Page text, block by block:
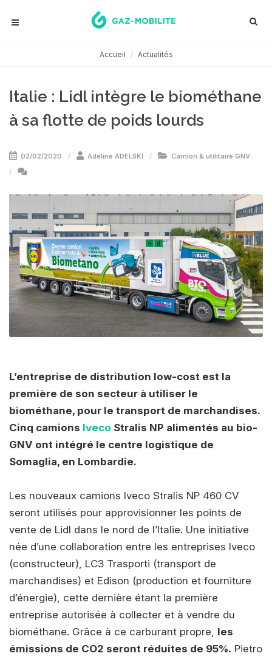
Accueil Actualités
Italie : Lidl intègre le biométhane
à sa flotte de poids lourds
02/02/2020 Adeline ADELSKI Camion & utilitaire GNV
L’entreprise de distribution low-cost est la
première de son secteur à utiliser le
biométhane, pour le transport de marchandises.
Cinq camions Iveco Stralis NP alimentés au bio-
GNV ont intégré le centre logistique de
Somaglia, en Lombardie.
Les nouveaux camions Iveco Stralis NP 460 CV
seront utilisés pour approvisionner les points de
vente de Lidl dans le nord de l’Italie. Une initiative
née d’une collaboration entre les entreprises Iveco
(constructeur), LC3 Trasporti (transport de
marchandises) et Edison (production et fourniture
d’énergie), cette dernière étant la première
entreprise autorisée à collecter et à vendre du
biométhane. Grâce à ce carburant propre, les
émissions de CO2 seront réduites de 95%. Pietro